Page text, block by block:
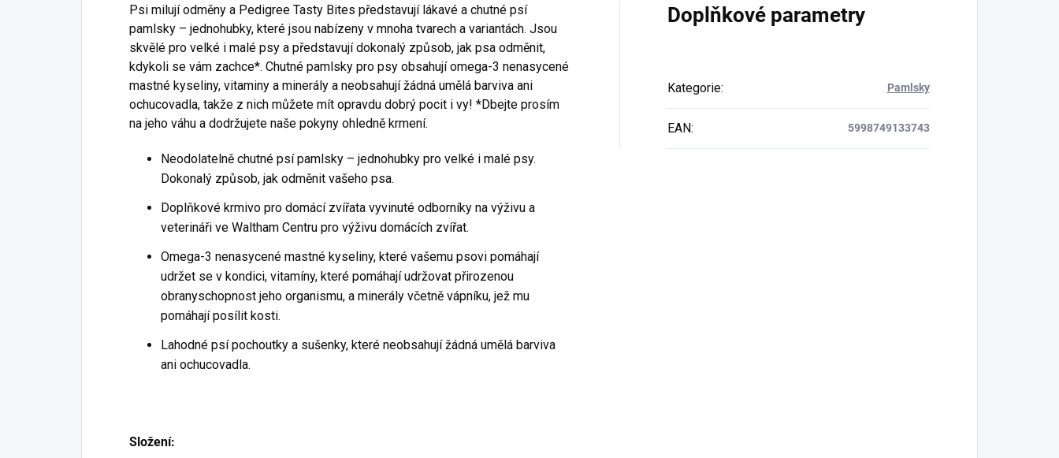
Psi milují odměny a Pedigree Tasty Bites představují lákavé a chutné psí
pamlsky – jednohubky, které jsou nabízeny v mnoha tvarech a variantách. Jsou
skvělé pro velké i malé psy a představují dokonalý způsob, jak psa odměnit,
kdykoli se vám zachce*. Chutné pamlsky pro psy obsahují omega-3 nenasycené
mastné kyseliny, vitaminy a minerály a neobsahují žádná umělá barviva ani
ochucovadla, takže z nich můžete mít opravdu dobrý pocit i vy! *Dbejte prosím
na jeho váhu a dodržujete naše pokyny ohledně krmení.
Neodolatelně chutné psí pamlsky – jednohubky pro velké i malé psy.
Dokonalý způsob, jak odměnit vašeho psa.
Doplňkové krmivo pro domácí zvířata vyvinuté odborníky na výživu a
veterináři ve Waltham Centru pro výživu domácích zvířat.
Omega-3 nenasycené mastné kyseliny, které vašemu psovi pomáhají
udržet se v kondici, vitamíny, které pomáhají udržovat přirozenou
obranyschopnost jeho organismu, a minerály včetně vápníku, jež mu
pomáhají posílit kosti.
Lahodné psí pochoutky a sušenky, které neobsahují žádná umělá barviva
ani ochucovadla.
Složení:
Doplňkové parametry
Kategorie: Pamlsky
EAN: 5998749133743